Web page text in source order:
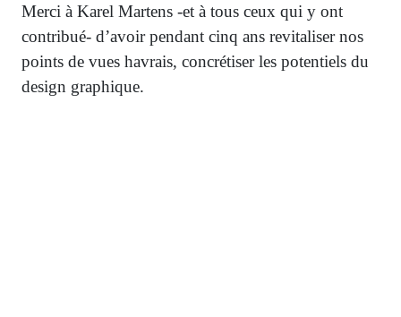
Merci à Karel Martens -et à tous ceux qui y ont
contribué- d’avoir pendant cinq ans revitaliser nos
points de vues havrais, concrétiser les potentiels du
design graphique.